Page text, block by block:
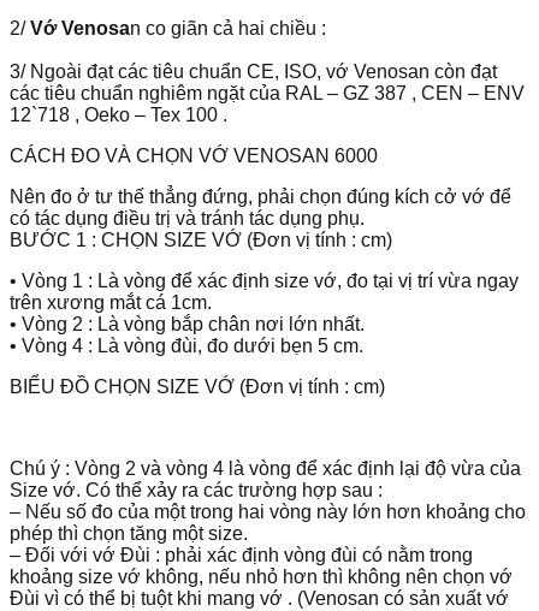
2/Vớ Venosan co giãn cả hai chiều :
3/ Ngoài đạt các tiêu chuẩn CE, ISO, vớ Venosan còn đạt
các tiêu chuẩn nghiêm ngặt của RAL – GZ 387 , CEN – ENV
12`718 , Oeko – Tex 100 .
CÁCH ĐO VÀ CHỌN VỚ VENOSAN 6000
Nên đo ở tư thế thẳng đứng, phải chọn đúng kích cở vớ để
có tác dụng điều trị và tránh tác dụng phụ.
BƯỚC 1 : CHỌN SIZE VỚ (Đơn vị tính : cm)
• Vòng 1 : Là vòng để xác định size vớ, đo tại vị trí vừa ngay
trên xương mắt cá 1cm.
• Vòng 2 : Là vòng bắp chân nơi lớn nhất.
• Vòng 4 : Là vòng đùi, đo dưới bẹn 5 cm.
BIỂU ĐỒ CHỌN SIZE VỚ (Đơn vị tính : cm)
Chú ý : Vòng 2 và vòng 4 là vòng để xác định lại độ vừa của
Size vớ. Có thể xảy ra các trường hợp sau :
– Nếu số đo của một trong hai vòng này lớn hơn khoảng cho
phép thì chọn tăng một size.
– Đối với vớ Đùi : phải xác định vòng đùi có nằm trong
khoảng size vớ không, nếu nhỏ hơn thì không nên chọn vớ
Đùi vì có thể bị tuột khi mang vớ . (Venosan có sản xuất vớ